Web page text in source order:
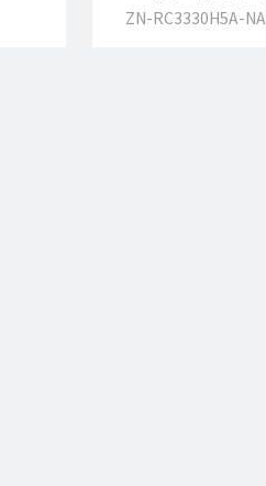
ZN-RC3330H5A-NA